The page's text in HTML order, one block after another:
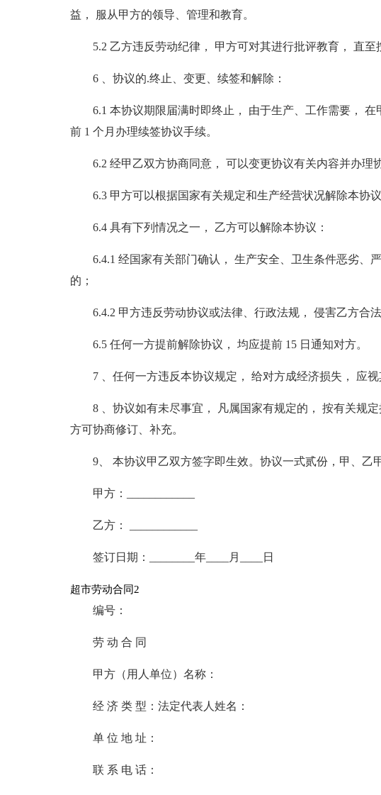
益， 服从甲方的领导、管理和教育。
5.2 乙方违反劳动纪律， 甲方可对其进行批评教育， 直至
6 、协议的.终止、变更、续签和解除：
6.1 本协议期限届满时即终止， 由于生产、工作需要，
前 1 个月办理续签协议手续。
6.2 经甲乙双方协商同意， 可以变更协议有关内容并办理
6.3 甲方可以根据国家有关规定和生产经营状况解除本协议
6.4 具有下列情况之一， 乙方可以解除本协议：
6.4.1 经国家有关部门确认， 生产安全、卫生条件恶劣、
的；
6.4.2 甲方违反劳动协议或法律、行政法规， 侵害乙方合法
6.5 任何一方提前解除协议， 均应提前 15 日通知对方。
7 、任何一方违反本协议规定， 给对方成经济损失， 应
8 、协议如有未尽事宜， 凡属国家有规定的， 按有关规
方可协商修订、补充。
9、 本协议甲乙双方签字即生效。协议一式贰份，甲、乙
甲方：____________
乙方： ____________
签订日期：________年____月____日
超市劳动合同2
编号：
劳 动 合 同
甲方（用人单位）名称：
经 济 类 型：法定代表人姓名：
单 位 地 址：
联 系 电 话：